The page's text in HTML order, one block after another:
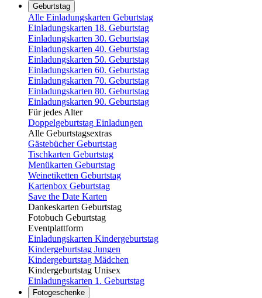
Geburtstag
Alle Einladungskarten Geburtstag
Einladungskarten 18. Geburtstag
Einladungskarten 30. Geburtstag
Einladungskarten 40. Geburtstag
Einladungskarten 50. Geburtstag
Einladungskarten 60. Geburtstag
Einladungskarten 70. Geburtstag
Einladungskarten 80. Geburtstag
Einladungskarten 90. Geburtstag
Für jedes Alter
Doppelgeburtstag Einladungen
Alle Geburtstagsextras
Gästebücher Geburtstag
Tischkarten Geburtstag
Menükarten Geburtstag
Weinetiketten Geburtstag
Kartenbox Geburtstag
Save the Date Karten
Dankeskarten Geburtstag
Fotobuch Geburtstag
Eventplattform
Einladungskarten Kindergeburtstag
Kindergeburtstag Jungen
Kindergeburtstag Mädchen
Kindergeburtstag Unisex
Einladungskarten 1. Geburtstag
Fotogeschenke